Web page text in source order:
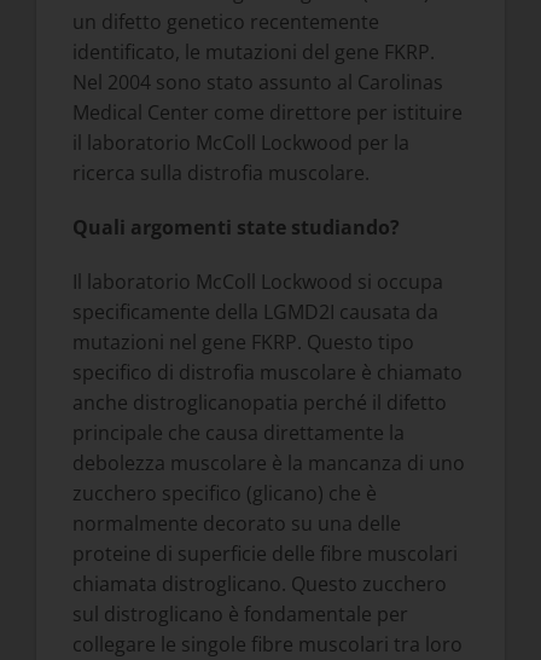
un difetto genetico recentemente
identificato, le mutazioni del gene FKRP.
Nel 2004 sono stato assunto al Carolinas
Medical Center come direttore per istituire
il laboratorio McColl Lockwood per la
ricerca sulla distrofia muscolare.
Quali argomenti state studiando?
Il laboratorio McColl Lockwood si occupa
specificamente della LGMD2I causata da
mutazioni nel gene FKRP. Questo tipo
specifico di distrofia muscolare è chiamato
anche distroglicanopatia perché il difetto
principale che causa direttamente la
debolezza muscolare è la mancanza di uno
zucchero specifico (glicano) che è
normalmente decorato su una delle
proteine di superficie delle fibre muscolari
chiamata distroglicano. Questo zucchero
sul distroglicano è fondamentale per
collegare le singole fibre muscolari tra loro